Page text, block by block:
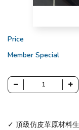
Price
Member Special
✓ 頂級仿皮革原材料